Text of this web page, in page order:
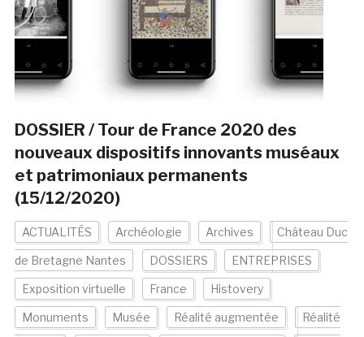
DOSSIER / Tour de France 2020 des
nouveaux dispositifs innovants muséaux
et patrimoniaux permanents
(15/12/2020)
ACTUALITÉS Archéologie Archives Château Duc
de Bretagne Nantes DOSSIERS ENTREPRISES
Exposition virtuelle France Histovery
Monuments Musée Réalité augmentée Réalité